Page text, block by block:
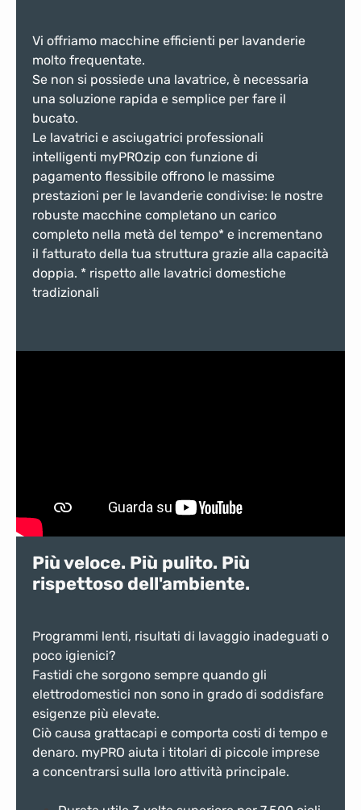
Vi offriamo macchine efficienti per lavanderie
molto frequentate.
Se non si possiede una lavatrice, è necessaria
una soluzione rapida e semplice per fare il
bucato.
Le lavatrici e asciugatrici professionali
intelligenti myPROzip con funzione di
pagamento flessibile offrono le massime
prestazioni per le lavanderie condivise: le nostre
robuste macchine completano un carico
completo nella metà del tempo* e incrementano
il fatturato della tua struttura grazie alla capacità
doppia. * rispetto alle lavatrici domestiche
tradizionali
Più veloce. Più pulito. Più
rispettoso dell'ambiente.
Programmi lenti, risultati di lavaggio inadeguati o
poco igienici?
Fastidi che sorgono sempre quando gli
elettrodomestici non sono in grado di soddisfare
esigenze più elevate.
Ciò causa grattacapi e comporta costi di tempo e
denaro. myPRO aiuta i titolari di piccole imprese
a concentrarsi sulla loro attività principale.